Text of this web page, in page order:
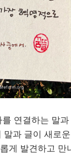
연결하는 말과
과 글이 새로
게 발견하고